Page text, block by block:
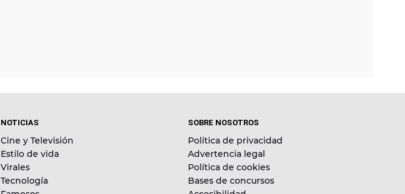
NOTICIAS
Cine y Televisión
Estilo de vida
Virales
Tecnología
SOBRE NOSOTROS
Política de privacidad
Advertencia legal
Política de cookies
Bases de concursos